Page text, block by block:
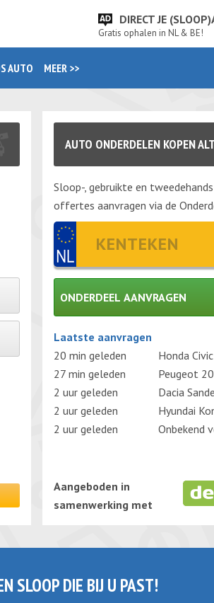
DIRECT JE
Gratis ophalen in NL & BE!
AUTO MEER >>
AUTO ONDERDELEN KOPEN
Sloop-, gebruikte en
offertes aanvragen via de
ONDERDEEL AANVRAGEN
Gelieve dit veld leeg te laten.
Laatste aanvragen
20 min geleden
Honda
27 min geleden
Peugeot
2 uur geleden
Dacia
2 uur geleden
Hyundai
2 uur geleden
Onbekend
Aangeboden in
samenwerking met
SLOOP DIE BIJ U PAST!